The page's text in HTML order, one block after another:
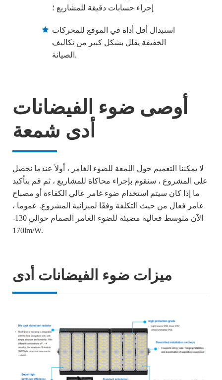
إجراء حسابات دقيقة للمشاريع ؛
استبدال أقل أداة في الموقع للمحركات
الخفيفة يقلل بشكل كبير من تكاليف
الصيانة.
أوصى ضوء الفيضانات
أدى شمعة
لا يمكننا التعميم حول اللمعة للضوء الغامر ، أولاً عندما نحصل
على المشروع ، سنقوم بإجراء محاكاة للمشاريع ، ثم قم بتأكيد
ما إذا كان سيتم استخدام ضوء غامر عالي الكفاءة أو مصباح
غامر فعال من حيث التكلفة وفقًا لميزانية المشروع. عموما ،
الآن متوسط فعالية مضيئة للضوء الغامر الصمام حوالي 130-
170lm/W.
ميزات ضوء الفيضانات أدى